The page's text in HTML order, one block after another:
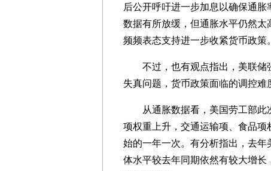
后公开呼吁进一步加息以确保通
数据有所放缓，但通胀水平仍然
频频表态支持进一步收紧货币政策。
不过，也有观点指出，美联储
失真问题，货币政策面临的调控难
从通胀数据看，美国劳工部此
项权重上升，交通运输项、食品
始的一年一次。有分析指出，去
体水平较去年同期依然有较大增